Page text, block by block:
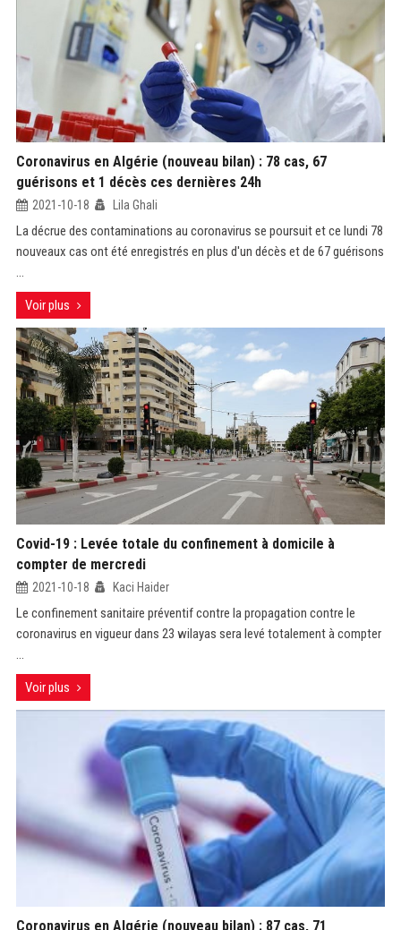
Coronavirus en Algérie (nouveau bilan) : 78 cas, 67
guérisons et 1 décès ces dernières 24h
2021-10-18 Lila Ghali
La décrue des contaminations au coronavirus se poursuit et ce lundi 78
nouveaux cas ont été enregistrés en plus d'un décès et de 67 guérisons
...
Voir plus
Covid-19 : Levée totale du confinement à domicile à
compter de mercredi
2021-10-18 Kaci Haider
Le confinement sanitaire préventif contre la propagation contre le
coronavirus en vigueur dans 23 wilayas sera levé totalement à compter
...
Voir plus
Coronavirus en Algérie (nouveau bilan) : 87 cas, 71